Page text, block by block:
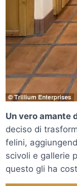
Un vero amante
deciso di
felini,
scivoli e gallerie
questo gli ha